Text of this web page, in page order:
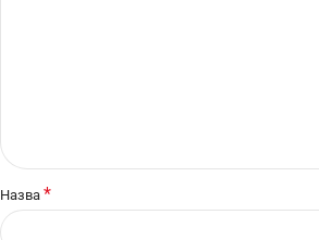
Назва *